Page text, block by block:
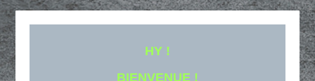
HY !
BIENVENUE !